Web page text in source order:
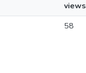
views
58